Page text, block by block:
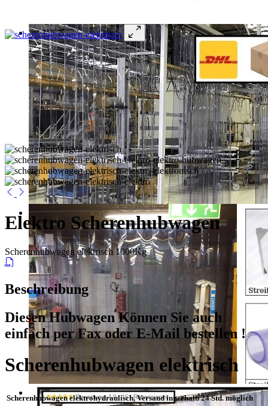
Elektro Scherenhubwagen
Scherenhubwagen elektrisch 1000Kg
Beschreibung
Diesen Hubwagen Können Sie auch
einfach perFax oder E-Mail bestellen !
Scherenhubwagen elektrisch
Scherenhubwagen elektrohydraulisch, Versand innerhalb 24 Std. möglich